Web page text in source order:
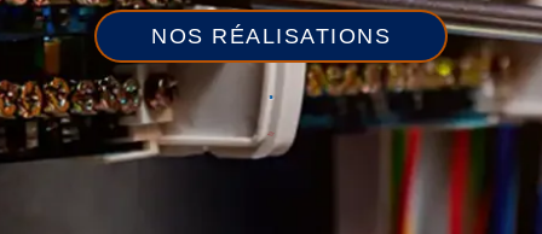
NOS RÉALISATIONS